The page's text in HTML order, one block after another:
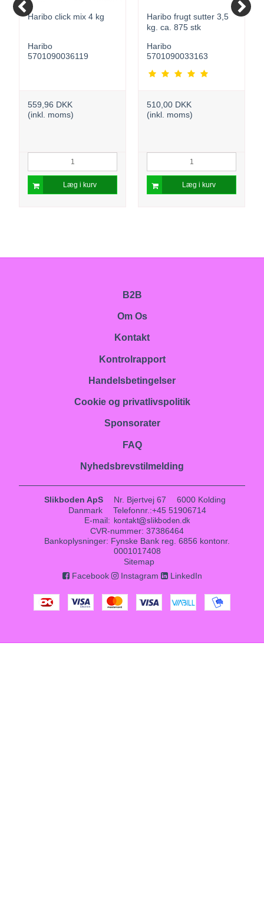
Haribo click mix 4 kg
Haribo
5701090036119
559,96 DKK
(inkl. moms)
Læg i kurv
Haribo frugt sutter 3,5
kg. ca. 875 stk
Haribo
5701090033163
510,00 DKK
(inkl. moms)
Læg i kurv
B2B
Om Os
Kontakt
Kontrolrapport
Handelsbetingelser
Cookie og privatlivspolitik
Sponsorater
FAQ
Nyhedsbrevstilmelding
Slikboden ApS Nr. Bjertvej 67
6000 Kolding
Danmark
Telefonnr. :+45 51906714
E-mail:
CVR-nummer: 37386464
Bankoplysninger: Fynske Bank reg. 6856 kontonr.
0001017408
Sitemap
Facebook
Instagram LinkedIn